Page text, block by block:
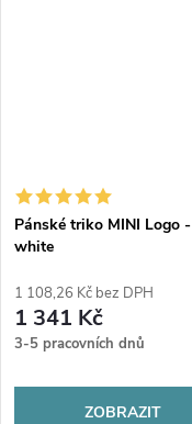
Pánské triko MINI Logo -
white
1 108,26 Kč bez DPH
1 341 Kč
3-5 pracovních dnů
ZOBRAZIT